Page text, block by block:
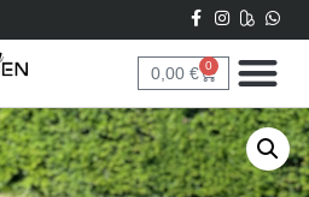
0,00 € 0